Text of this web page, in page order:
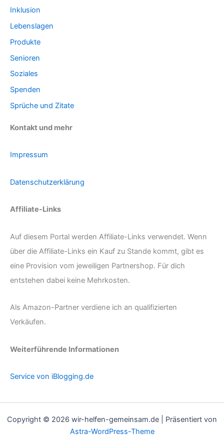
Inklusion
Lebenslagen
Produkte
Senioren
Soziales
Spenden
Sprüche und Zitate
Kontakt und mehr
Impressum
Datenschutzerklärung
Affiliate-Links
Auf diesem Portal werden Affiliate-Links verwendet. Wenn
über die Affiliate-Links ein Kauf zu Stande kommt, gibt es
eine Provision vom jeweiligen Partnershop. Für dich
entstehen dabei keine Mehrkosten.
Als Amazon-Partner verdiene ich an qualifizierten
Verkäufen.
Weiterführende Informationen
Service von iBlogging.de
Copyright © 2026 wir-helfen-gemeinsam.de | Präsentiert von
Astra-WordPress-Theme